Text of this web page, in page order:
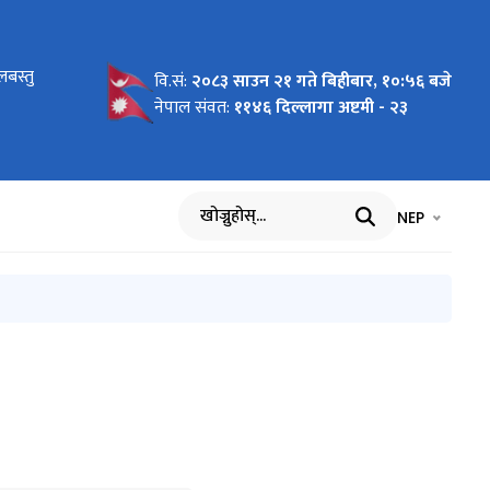
सूची
वि.सं: २०८३ साउन २१ गते बिहीबार, १०:५६ बजे
नेपाल संवत: ११४६ दिल्लागा अष्टमी - २३
खोज्नुहोस् भाषा चयन
NEP